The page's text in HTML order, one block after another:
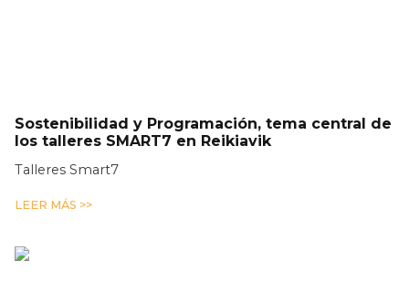
Sostenibilidad y Programación, tema central de
los talleres SMART7 en Reikiavik
Talleres Smart7
LEER MÁS >>